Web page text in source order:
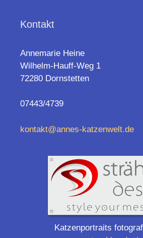
Kontakt
Annemarie Heine
Wilhelm-Hauff-Weg 1
72280 Dornstetten
07443/4739
kontakt@annes-katzenwelt.de
Katzenportraits